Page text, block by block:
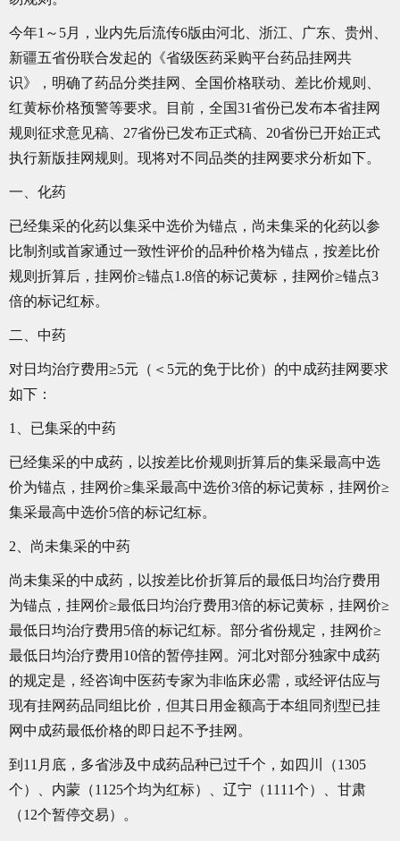
今年1～5月，业内先后流传6版由河北、浙江、广东、贵州、
新疆五省份联合发起的《省级医药采购平台药品挂网共
识》，明确了药品分类挂网、全国价格联动、差比价规则、
红黄标价格预警等要求。目前，全国31省份已发布本省挂网
规则征求意见稿、27省份已发布正式稿、20省份已开始正式
执行新版挂网规则。现将对不同品类的挂网要求分析如下。
一、化药
已经集采的化药以集采中选价为锚点，尚未集采的化药以参
比制剂或首家通过一致性评价的品种价格为锚点，按差比价
规则折算后，挂网价≥锚点1.8倍的标记黄标，挂网价≥锚点3
倍的标记红标。
二、中药
对日均治疗费用≥5元（＜5元的免于比价）的中成药挂网要求
如下：
1、已集采的中药
已经集采的中成药，以按差比价规则折算后的集采最高中选
价为锚点，挂网价≥集采最高中选价3倍的标记黄标，挂网价≥
集采最高中选价5倍的标记红标。
2、尚未集采的中药
尚未集采的中成药，以按差比价折算后的最低日均治疗费用
为锚点，挂网价≥最低日均治疗费用3倍的标记黄标，挂网价≥
最低日均治疗费用5倍的标记红标。部分省份规定，挂网价≥
最低日均治疗费用10倍的暂停挂网。河北对部分独家中成药
的规定是，经咨询中医药专家为非临床必需，或经评估应与
现有挂网药品同组比价，但其日用金额高于本组同剂型已挂
网中成药最低价格的即日起不予挂网。
到11月底，多省涉及中成药品种已过千个，如四川（1305
个）、内蒙（1125个均为红标）、辽宁（1111个）、甘肃
（12个暂停交易）。